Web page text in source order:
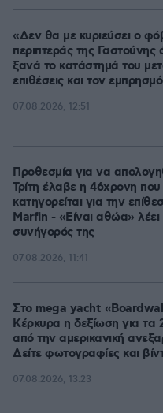
«Δεν θα με κυριεύσει ο
περιπτεράς της Γαστούνης
ξανά το κατάστημά του
επιθέσεις και τον εμπρησμό
07.08.2026, 12:51
Προθεσμία για να
Τρίτη έλαβε η 46χρονη που
κατηγορείται για την
Marfin - «Είναι αθώα» λέει
συνήγορός της
07.08.2026, 11:41
Στο mega yacht
Κέρκυρα η δεξίωση για τα
από την αμερικανική
Δείτε φωτογραφίες και
07.08.2026, 13:23